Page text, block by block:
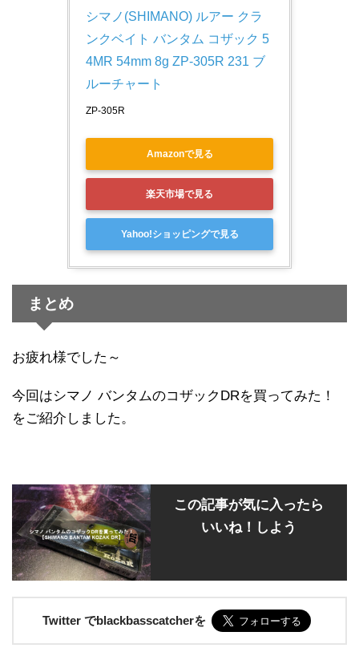
シマノ(SHIMANO) ルアー クラ
ンクベイト バンタム コザック 5
4MR 54mm 8g ZP-305R 231 ブ
ルーチャート
ZP-305R
Amazonで見る
楽天市場で見る
Yahoo!ショッピングで見る
まとめ
お疲れ様でした～
今回はシマノ バンタムのコザックDRを買ってみた！
をご紹介しました。
この記事が気に入ったら
いいね！しよう
Twitter でblackbasscatcherを